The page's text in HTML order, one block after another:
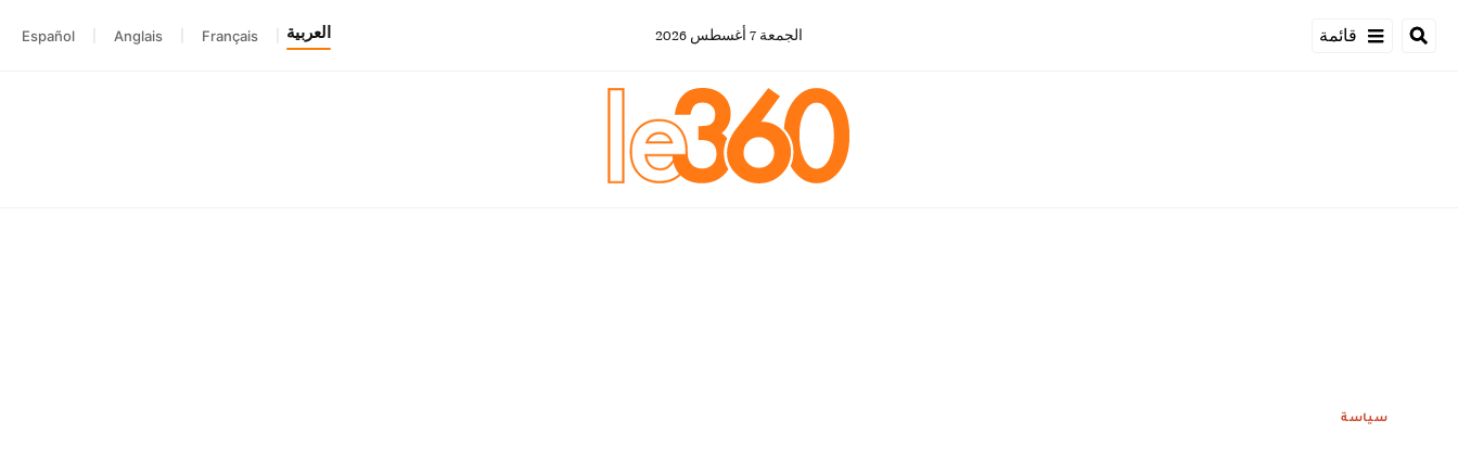
قائمة الجمعة 7 أغسطس 2026 العربية Français
Anglais
Español
سياسة